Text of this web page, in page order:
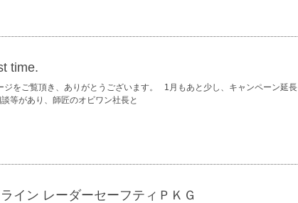
time.
をご覧頂き、ありがとうございます。 1月もあと少し、キャンペーン延長
があり、師匠のオビワン社長と
イン レーダーセーフティＰＫＧ